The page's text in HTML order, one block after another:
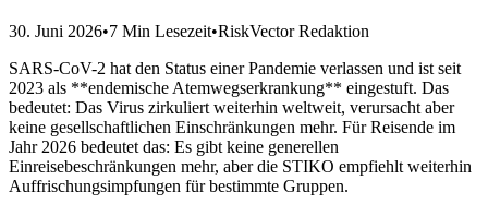
30. Juni 2026•7 Min Lesezeit•RiskVector Redaktion
SARS-CoV-2 hat den Status einer Pandemie verlassen und ist seit
2023 als **endemische Atemwegserkrankung** eingestuft. Das
bedeutet: Das Virus zirkuliert weiterhin weltweit, verursacht aber
keine gesellschaftlichen Einschränkungen mehr. Für Reisende im
Jahr 2026 bedeutet das: Es gibt keine generellen
Einreisebeschränkungen mehr, aber die STIKO empfiehlt weiterhin
Auffrischungsimpfungen für bestimmte Gruppen.